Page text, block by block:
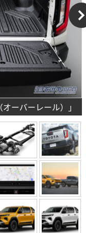
ーバーレール）」